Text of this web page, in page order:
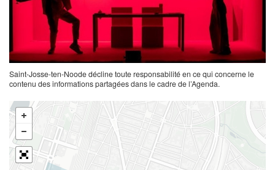
Saint-Josse-ten-Noode décline toute responsabilité en ce qui concerne le
contenu des informations partagées dans le cadre de l’Agenda.